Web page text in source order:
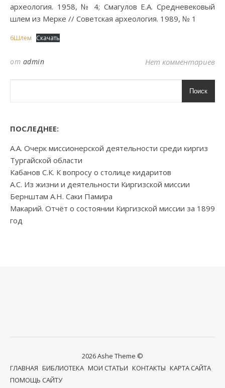
археология. 1958, № 4; Смагулов Е.А. Средневековый
шлем из Мерке // Советская археология. 1989, № 1
6Шлем Скачать
от admin Нет комментариев
Поиск
ПОСЛЕДНЕЕ:
А.А. Очерк миссионерской деятельности среди киргиз
Тургайской области
Кабанов С.К. К вопросу о столице кидаритов
А.С. Из жизни и деятельности Киргизской миссии
Бернштам А.Н. Саки Памира
Макарий. Отчёт о состоянии Киргизской миссии за 1899
год
2026 Ashe Theme ©
ГЛАВНАЯ БИБЛИОТЕКА МОИ СТАТЬИ КОНТАКТЫ КАРТА САЙТА
ПОМОЩЬ САЙТУ